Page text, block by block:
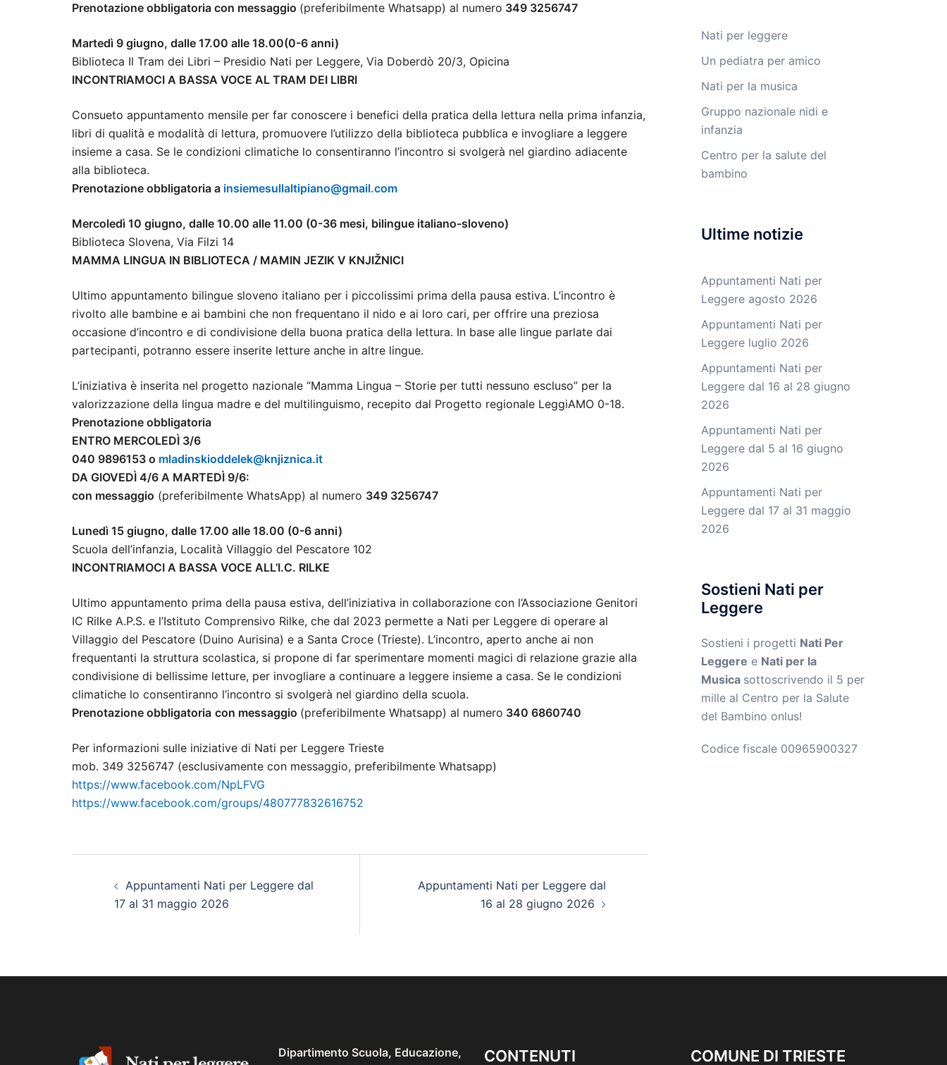
Prenotazione obbligatoria con messaggio (preferibilmente Whatsapp) al numero 349 3256747
Martedì 9 giugno, dalle 17.00 alle 18.00(0-6 anni)
Biblioteca Il Tram dei Libri – Presidio Nati per Leggere, Via Doberdò 20/3, Opicina
INCONTRIAMOCI A BASSA VOCE AL TRAM DEI LIBRI
Consueto appuntamento mensile per far conoscere i benefici della pratica della lettura nella prima infanzia,
libri di qualità e modalità di lettura, promuovere l’utilizzo della biblioteca pubblica e invogliare a leggere
insieme a casa. Se le condizioni climatiche lo consentiranno l’incontro si svolgerà nel giardino adiacente
alla biblioteca.
Prenotazione obbligatoria a insiemesullaltipiano@gmail.com
Mercoledì 10 giugno, dalle 10.00 alle 11.00 (0-36 mesi, bilingue italiano-sloveno)
Biblioteca Slovena, Via Filzi 14
MAMMA LINGUA IN BIBLIOTECA / MAMIN JEZIK V KNJIŽNICI
Ultimo appuntamento bilingue sloveno italiano per i piccolissimi prima della pausa estiva. L’incontro è
rivolto alle bambine e ai bambini che non frequentano il nido e ai loro cari, per offrire una preziosa
occasione d’incontro e di condivisione della buona pratica della lettura. In base alle lingue parlate dai
partecipanti, potranno essere inserite letture anche in altre lingue.
L’iniziativa è inserita nel progetto nazionale “Mamma Lingua – Storie per tutti nessuno escluso” per la
valorizzazione della lingua madre e del multilinguismo, recepito dal Progetto regionale LeggiAMO 0-18.
Prenotazione obbligatoria
ENTRO MERCOLEDÌ 3/6
040 9896153 o mladinskioddelek@knjiznica.it
DA GIOVEDÌ 4/6 A MARTEDÌ 9/6:
con messaggio (preferibilmente WhatsApp) al numero 349 3256747
Lunedì 15 giugno, dalle 17.00 alle 18.00 (0-6 anni)
Scuola dell’infanzia, Località Villaggio del Pescatore 102
INCONTRIAMOCI A BASSA VOCE ALL’I.C. RILKE
Ultimo appuntamento prima della pausa estiva, dell’iniziativa in collaborazione con l’Associazione Genitori
IC Rilke A.P.S. e l’Istituto Comprensivo Rilke, che dal 2023 permette a Nati per Leggere di operare al
Villaggio del Pescatore (Duino Aurisina) e a Santa Croce (Trieste). L’incontro, aperto anche ai non
frequentanti la struttura scolastica, si propone di far sperimentare momenti magici di relazione grazie alla
condivisione di bellissime letture, per invogliare a continuare a leggere insieme a casa. Se le condizioni
climatiche lo consentiranno l’incontro si svolgerà nel giardino della scuola.
Prenotazione obbligatoria con messaggio (preferibilmente Whatsapp) al numero 340 6860740
Per informazioni sulle iniziative di Nati per Leggere Trieste
mob. 349 3256747 (esclusivamente con messaggio, preferibilmente Whatsapp)
https://www.facebook.com/NpLFVG
https://www.facebook.com/groups/480777832616752
articolo
Appuntamenti Nati per Leggere dal
17 al 31 maggio 2026
Appuntamenti Nati per Leggere dal
16 al 28 giugno 2026
Nati per leggere
Un pediatra per amico
Nati per la musica
Gruppo nazionale nidi e
infanzia
Centro per la salute del
bambino
Ultime notizie
Appuntamenti Nati per
Leggere agosto 2026
Appuntamenti Nati per
Leggere luglio 2026
Appuntamenti Nati per
Leggere dal 16 al 28 giugno
2026
Appuntamenti Nati per
Leggere dal 5 al 16 giugno
2026
Appuntamenti Nati per
Leggere dal 17 al 31 maggio
2026
Sostieni Nati per
Leggere
Sostieni i progetti Nati Per
Leggere e Nati per la
Musica sottoscrivendo il 5 per
mille al Centro per la Salute
del Bambino onlus!
Codice fiscale 00965900327
Dipartimento Scuola, Educazione,
CONTENUTI COMUNE DI TRIESTE